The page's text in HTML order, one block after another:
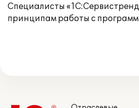
Специалисты
принципам работы с